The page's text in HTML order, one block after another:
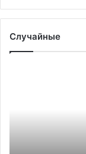
Случайные